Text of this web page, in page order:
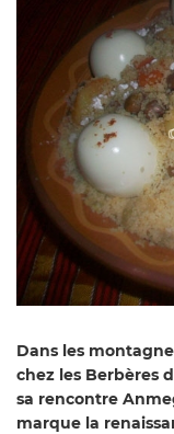
Dans les
chez les Berbères
sa rencontre
marque la